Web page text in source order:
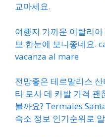
교마세요.
여행지 가까운 이탈리
보 한눈에 보니좋네요.
vacanza al mare
전망좋은 테르말리스
타 로사 데 카발 가격 괜
볼까요? Termales
숙소 정보 인기순위로